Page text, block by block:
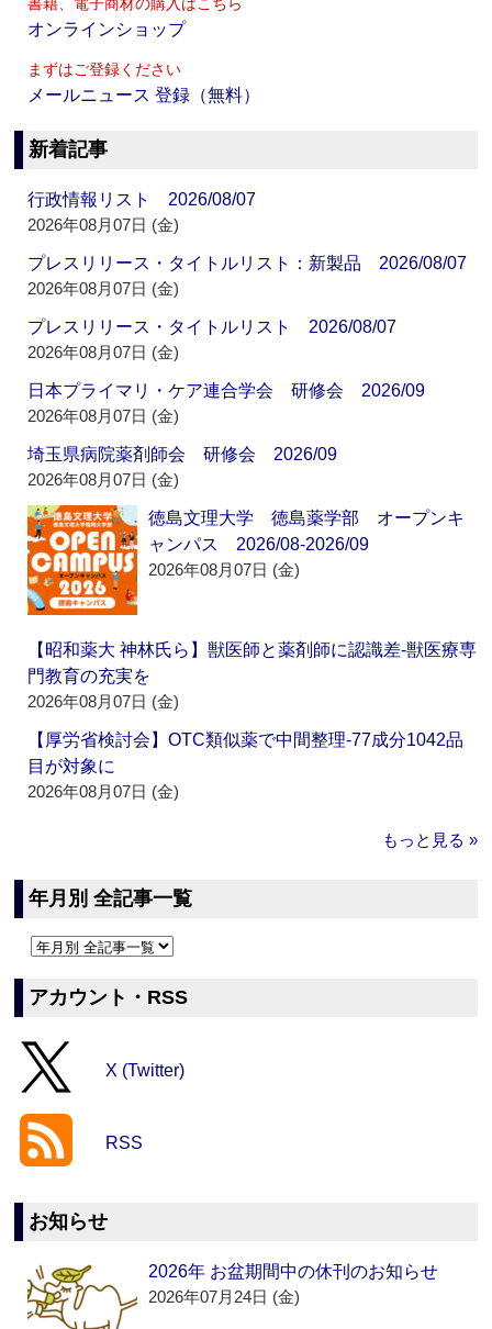
書籍、電子商材の購入はこちら
オンラインショップ
まずはご登録ください
メールニュース 登録（無料）
新着記事
行政情報リスト 2026/08/07
2026年08月07日 (金)
プレスリリース・タイトルリスト：新製品 2026/08/07
2026年08月07日 (金)
プレスリリース・タイトルリスト 2026/08/07
2026年08月07日 (金)
日本プライマリ・ケア連合学会 研修会 2026/09
2026年08月07日 (金)
埼玉県病院薬剤師会 研修会 2026/09
2026年08月07日 (金)
徳島文理大学 徳島薬学部 オープンキ
ャンパス 2026/08-2026/09
2026年08月07日 (金)
【昭和薬大 神林氏ら】獣医師と薬剤師に認識差‐獣医療専
門教育の充実を
2026年08月07日 (金)
【厚労省検討会】OTC類似薬で中間整理‐77成分1042品
目が対象に
2026年08月07日 (金)
もっと見る »
年月別 全記事一覧
アカウント・RSS
X (Twitter)
RSS
お知らせ
2026年 お盆期間中の休刊のお知らせ
2026年07月24日 (金)